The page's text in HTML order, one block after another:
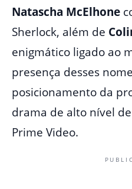
Natascha McElhone
Sherlock, além de
enigmático ligado ao
presença desses
posicionamento da
drama de alto nível
Prime Video.